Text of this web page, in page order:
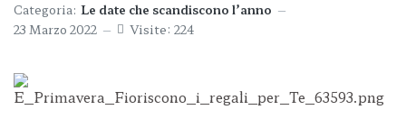
Categoria: Le date che scandiscono l’anno
23 Marzo 2022
Visite: 224